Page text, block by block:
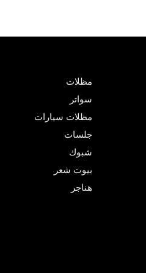
مظلات
سواتر
مظلات سيارات
جلسات
شبوك
بيوت شعر
هناجر